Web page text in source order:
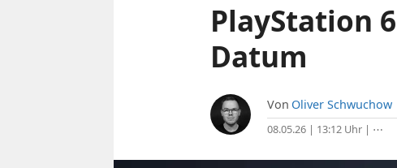
PlayStation
Datum
Von Oliver Schwuchow
08.05.26 | 13:12 Uhr| ⋯